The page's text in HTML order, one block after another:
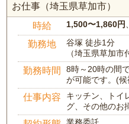
お仕事（埼玉県草加市）
時給 1,500〜1,860円
勤務地
谷塚 徒歩1分
（埼玉県草加市
勤務時間
8時～20時の間
が可能です。(
仕事内容
キッチン、トイ
グ、その他のお